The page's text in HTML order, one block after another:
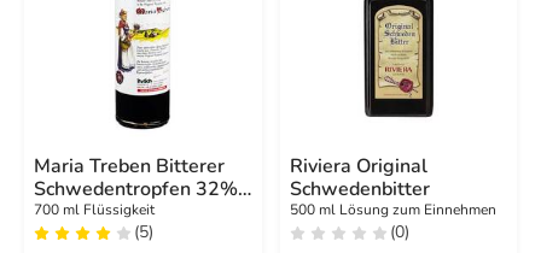
Maria Treben Bitterer
Schwedentropfen 32%
Vol.
700 ml Flüssigkeit
(5)
Riviera Original
Schwedenbitter
500 ml Lösung zum Einnehmen
(0)